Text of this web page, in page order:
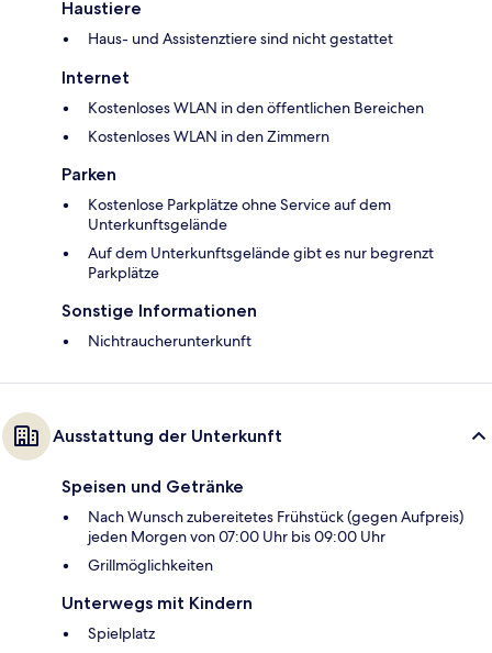
Haustiere
Haus- und Assistenztiere sind nicht gestattet
Internet
Kostenloses WLAN in den öffentlichen Bereichen
Kostenloses WLAN in den Zimmern
Parken
Kostenlose Parkplätze ohne Service auf dem
Unterkunftsgelände
Auf dem Unterkunftsgelände gibt es nur begrenzt
Parkplätze
Sonstige Informationen
Nichtraucherunterkunft
Ausstattung der Unterkunft
Speisen und Getränke
Nach Wunsch zubereitetes Frühstück (gegen Aufpreis)
jeden Morgen von 07:00 Uhr bis 09:00 Uhr
Grillmöglichkeiten
Unterwegs mit Kindern
Spielplatz